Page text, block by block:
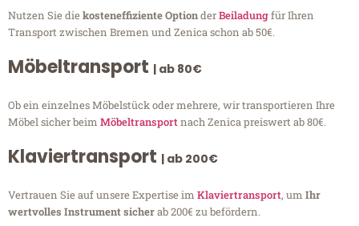
Nutzen Sie diekosteneffiziente OptionderBeiladungfür Ihren
Transport zwischen Bremen und Zenica schon ab 50€.
Möbeltransport | ab 80€
Ob ein einzelnes Möbelstück oder mehrere, wir transportieren Ihre
Möbel sicher beim Möbeltransportnach Zenica preiswert ab 80€.
Klaviertransport | ab 200€
Vertrauen Sie auf unsere Expertise im Klaviertransport, um Ihr
wertvolles Instrument sicherab 200€ zu befördern.